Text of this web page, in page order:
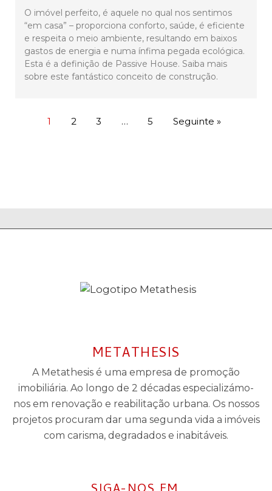
O imóvel perfeito, é aquele no qual nos sentimos
“em casa” – proporciona conforto, saúde, é eficiente
e respeita o meio ambiente, resultando em baixos
gastos de energia e numa ínfima pegada ecológica.
Esta é a definição de Passive House. Saiba mais
sobre este fantástico conceito de construção.
1 2 3 … 5 Seguinte »
METATHESIS
A Metathesis é uma empresa de promoção
imobiliária. Ao longo de 2 décadas especializámo-
nos em renovação e reabilitação urbana. Os nossos
projetos procuram dar uma segunda vida a imóveis
com carisma, degradados e inabitáveis.